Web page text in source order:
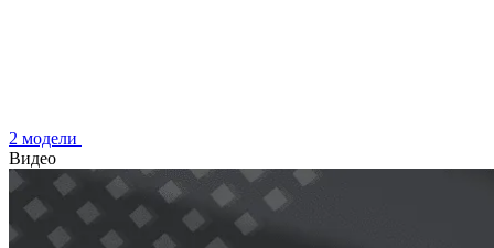
2 модели
Видео